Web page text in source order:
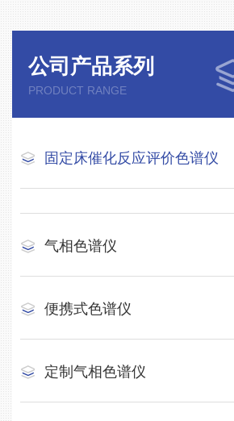
公司产品系列
PRODUCT RANGE
固定床催化反应评价色谱仪
气相色谱仪
便携式色谱仪
定制气相色谱仪